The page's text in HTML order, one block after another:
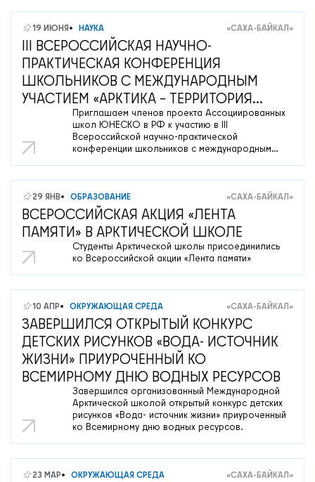
О нас
Контакты
Мероприятия
Обмен опытом
САШ ЮНЕСКО в РФ
Новости
Международные дни
Кафедры ЮНЕСКО РФ
сотрудничества».
19 ИЮНЯ НАУКА «САХА-БАЙКАЛ»
III ВСЕРОССИЙСКАЯ НАУЧНО-
ПРАКТИЧЕСКАЯ КОНФЕРЕНЦИЯ
ШКОЛЬНИКОВ С МЕЖДУНАРОДНЫМ
УЧАСТИЕМ «АРКТИКА – ТЕРРИТОРИЯ
СОТРУДНИЧЕСТВА»
Приглашаем членов проекта Ассоциированных
школ ЮНЕСКО в РФ к участию в III
Всероссийской научно-практической
конференции школьников с международным
сентября 2024 г.
29 ЯНВ ОБРАЗОВАНИЕ «САХА-БАЙКАЛ»
ВСЕРОССИЙСКАЯ АКЦИЯ «ЛЕНТА
ПАМЯТИ» В АРКТИЧЕСКОЙ ШКОЛЕ
Студенты Арктической школы присоединились
ко Всероссийской акции «Лента памяти»
10 АПР ОКРУЖАЮЩАЯ СРЕДА «САХА-БАЙКАЛ»
ЗАВЕРШИЛСЯ ОТКРЫТЫЙ КОНКУРС
ДЕТСКИХ РИСУНКОВ «ВОДА- ИСТОЧНИК
ЖИЗНИ» ПРИУРОЧЕННЫЙ КО
ВСЕМИРНОМУ ДНЮ ВОДНЫХ РЕСУРСОВ
Завершился организованный Международной
Арктической школой открытый конкурс детских
рисунков «Вода- источник жизни» приуроченный
ко Всемирному дню водных ресурсов.
23 МАР ОКРУЖАЮЩАЯ СРЕДА «САХА-БАЙКАЛ»